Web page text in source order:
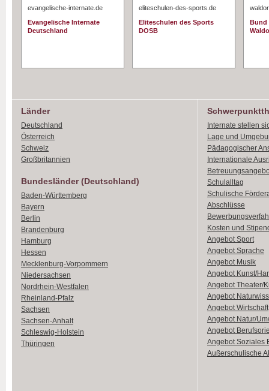
evangelische-internate.de
Evangelische Internate
Deutschland
eliteschulen-des-sports.de
Eliteschulen des Sports
DOSB
Bund
Länder
Deutschland
Österreich
Schweiz
Großbritannien
Bundesländer (Deutschland)
Baden-Württemberg
Bayern
Berlin
Brandenburg
Hamburg
Hessen
Mecklenburg-Vorpommern
Niedersachsen
Nordrhein-Westfalen
Rheinland-Pfalz
Sachsen
Sachsen-Anhalt
Schleswig-Holstein
Thüringen
Internate stellen
Lage und
Pädagogischer
Internationale
Schulalltag
Schulische
Abschlüsse
Kosten und
Angebot Sport
Angebot Sprache
Angebot Musik
Angebot Kunst/
Angebot Theater/
Angebot
Angebot Wirtschaft
Angebot Natur/
Angebot
Angebot Soziales
Außerschulische